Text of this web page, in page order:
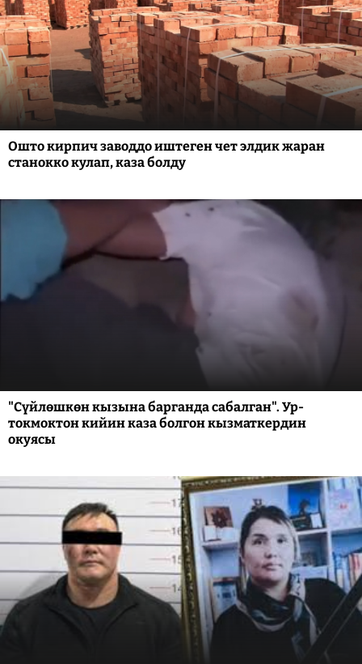
Ошто кирпич заводдо иштеген чет элдик жаран
станокко кулап, каза болду
"Сүйлөшкөн кызына барганда сабалган". Ур-
токмоктон кийин каза болгон кызматкердин
окуясы